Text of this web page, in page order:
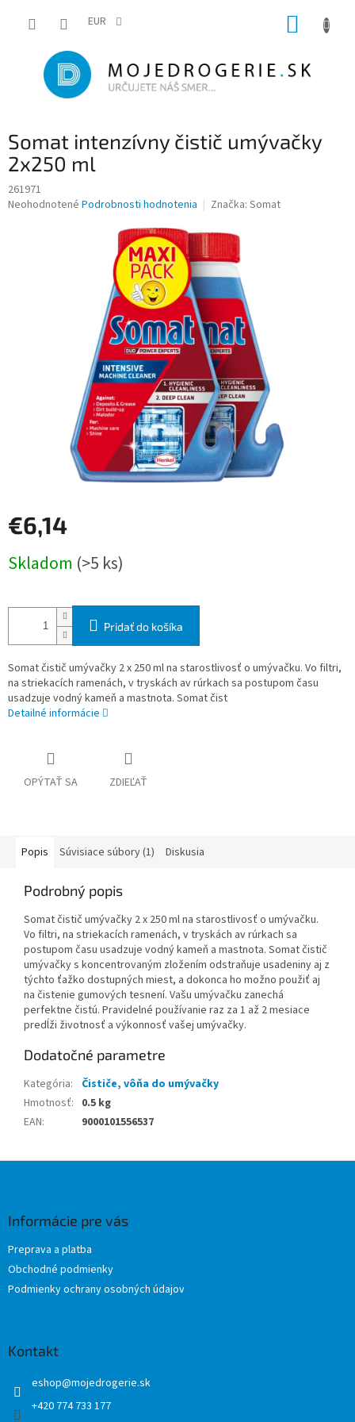
EUR
Somat intenzívny čistič umývačky
2x250 ml
261971
Priemerné
Neohodnotené Podrobnosti hodnotenia Značka: Somat
€6,14
cena:
Skladom (>5 ks)
Pridať do košíka
Somat čistič umývačky 2 x 250 ml na starostlivosť o umývačku. Vo filtri,
na striekacích ramenách, v tryskách av rúrkach sa postupom času
usadzuje vodný kameň a mastnota. Somat čist
Detailné informácie
OPÝTAŤ SA ZDIEĽAŤ
Popis Súvisiace súbory (1) Diskusia
Podrobný popis
Somat čistič umývačky 2 x 250 ml na starostlivosť o umývačku.
Vo filtri, na striekacích ramenách, v tryskách av rúrkach sa
postupom času usadzuje vodný kameň a mastnota. Somat čistič
umývačky s koncentrovaným zložením odstraňuje usadeniny aj z
týchto ťažko dostupných miest, a dokonca ho možno použiť aj
na čistenie gumových tesnení. Vašu umývačku zanechá
perfektne čistú. Pravidelné používanie raz za 1 až 2 mesiace
predĺži životnosť a výkonnosť vašej umývačky.
Dodatočné parametre
Kategória:
Čističe, vôňa do umývačky
Hmotnosť: 0.5 kg
EAN: 9000101556537
Informácie pre vás
Preprava a platba
Obchodné podmienky
Podmienky ochrany osobných údajov
Kontakt
eshop@mojedrogerie.sk
+420 774 733 177